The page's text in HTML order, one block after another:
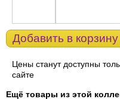
Добавить в корзину
Цены станут доступны
сайте
Ещё товары из этой